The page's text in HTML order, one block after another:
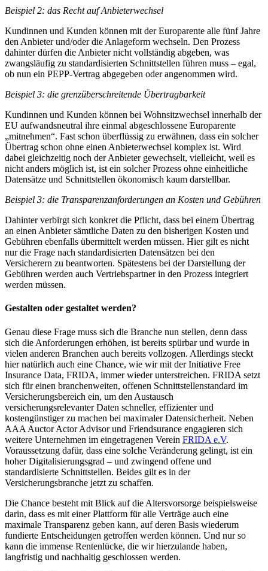
Beispiel 2: das Recht auf Anbieterwechsel
Kundinnen und Kunden können mit der Europarente alle fünf Jahre
den Anbieter und/oder die Anlageform wechseln. Den Prozess
dahinter dürfen die Anbieter nicht vollständig abgeben, was
zwangsläufig zu standardisierten Schnittstellen führen muss – egal,
ob nun ein PEPP-Vertrag abgegeben oder angenommen wird.
Beispiel 3: die grenzüberschreitende Übertragbarkeit
Kundinnen und Kunden können bei Wohnsitzwechsel innerhalb der
EU aufwandsneutral ihre einmal abgeschlossene Europarente
„mitnehmen“. Fast schon überflüssig zu erwähnen, dass ein solcher
Übertrag schon ohne einen Anbieterwechsel komplex ist. Wird
dabei gleichzeitig noch der Anbieter gewechselt, vielleicht, weil es
nicht anders möglich ist, ist ein solcher Prozess ohne einheitliche
Datensätze und Schnittstellen ökonomisch kaum darstellbar.
Beispiel 3: die Transparenzanforderungen an Kosten und Gebühren
Dahinter verbirgt sich konkret die Pflicht, dass bei einem Übertrag
an einen Anbieter sämtliche Daten zu den bisherigen Kosten und
Gebühren ebenfalls übermittelt werden müssen. Hier gilt es nicht
nur die Frage nach standardisierten Datensätzen bei den
Versicherern zu beantworten. Spätestens bei der Darstellung der
Gebühren werden auch Vertriebspartner in den Prozess integriert
werden müssen.
Gestalten oder gestaltet werden?
Genau diese Frage muss sich die Branche nun stellen, denn dass
sich die Anforderungen erhöhen, ist bereits spürbar und wurde in
vielen anderen Branchen auch bereits vollzogen. Allerdings steckt
hier natürlich auch eine Chance, wie wir mit der Initiative Free
Insurance Data, FRIDA, immer wieder unterstreichen. FRIDA setzt
sich für einen branchenweiten, offenen Schnittstellenstandard im
Versicherungsbereich ein, um den Austausch
versicherungsrelevanter Daten schneller, effizienter und
kostengünstiger zu machen bei maximaler Datensicherheit. Neben
AAA Auctor Actor Advisor und Friendsurance engagieren sich
weitere Unternehmen im eingetragenen Verein FRIDA e.V.
Voraussetzung dafür, dass eine solche Veränderung gelingt, ist ein
hoher Digitalisierungsgrad – und zwingend offene und
standardisierte Schnittstellen. Beides gilt es in der
Versicherungsbranche jetzt zu schaffen.
Die Chance besteht mit Blick auf die Altersvorsorge beispielsweise
darin, dass es mit einer Plattform für alle Verträge auch eine
maximale Transparenz geben kann, auf deren Basis wiederum
fundierte Entscheidungen getroffen werden können. Und nur so
kann die immense Rentenlücke, die wir hierzulande haben,
langfristig und nachhaltig geschlossen werden.